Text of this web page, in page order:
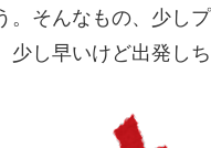
。そんなもの、少し
少し早いけど出発しち